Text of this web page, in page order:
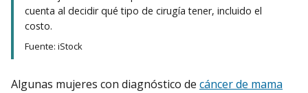
cuenta al decidir qué tipo de cirugía tener, incluido el
costo.
Fuente: iStock
Algunas mujeres con diagnóstico de cáncer de mama